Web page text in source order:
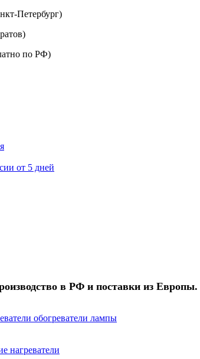
Петербург)
по РФ)
от 5 дней
в РФ и поставки из Европы.
обогреватели лампы
нагреватели